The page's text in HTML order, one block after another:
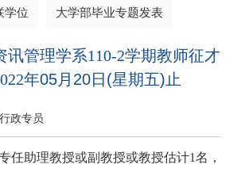
学位 大学部毕业专题发表
讯管理学系110-2学期教师征才
年05月20日(星期五)止
政专员
任助理教授或副教授或教授估计1名，